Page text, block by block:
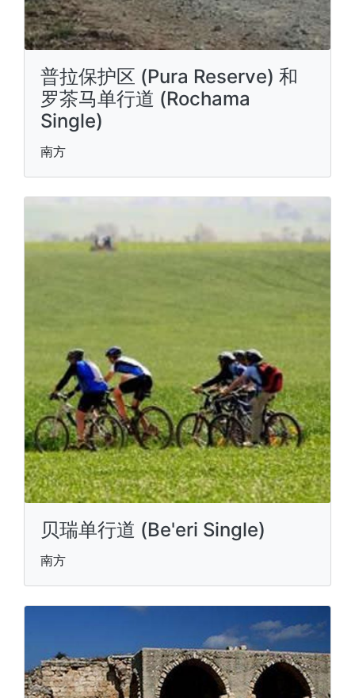
普拉保护区 (Pura Reserve) 和
罗茶马单行道 (Rochama
Single)
南方
贝瑞单行道 (Be'eri Single)
南方